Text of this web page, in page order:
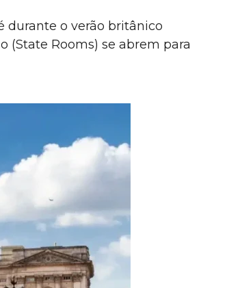
durante o verão britânico
(State Rooms) se abrem para